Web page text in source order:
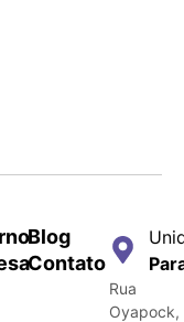
Blog
Contato
Rua
Oyapock,